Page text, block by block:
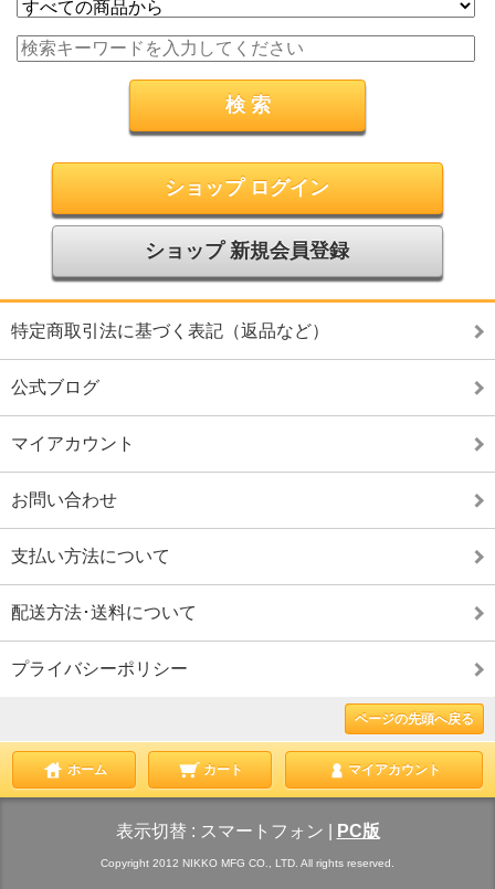
ショップ ログイン
ショップ 新規会員登録
特定商取引法に基づく表記（返品など）
公式ブログ
マイアカウント
お問い合わせ
支払い方法について
配送方法･送料について
プライバシーポリシー
ページの先頭へ戻る
ホーム カート マイアカウント
表示切替 : スマートフォン PC版
Copyright 2012 NIKKO MFG CO., LTD. All rights reserved.